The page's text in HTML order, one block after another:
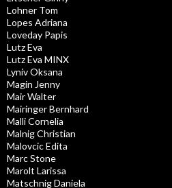
Lohner Tom
Lopes Adriana
Loveday Papis
Lutz Eva
Lutz Eva MINX
Lyniv Oksana
Magin Jenny
Mair Walter
Mairinger Bernhard
Malli Cornelia
Malnig Christian
Malovcic Edita
Marc Stone
Marolt Larissa
Matschnig Daniela